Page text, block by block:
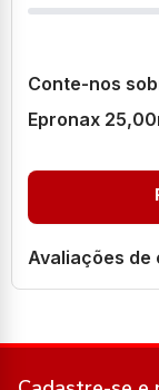
Conte-nos
Epronax
Avaliações de